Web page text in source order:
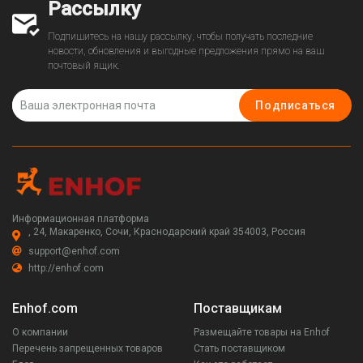
Рассылку
Подпишитесь на нашу рассылку, чтобы получать последние
новости, обновления и выгодные предложения прямо на ваш
почтовый ящик.
Подписаться
Информационная платформа
, 24, Макаренко, Сочи, Краснодарский край 354003, Россия
support@enhof.com
http://enhof.com
Enhof.com
О компании
Перечень запрещенных товаров
Поставщикам
Размещайте товары на Enhof
Стать поставщиком